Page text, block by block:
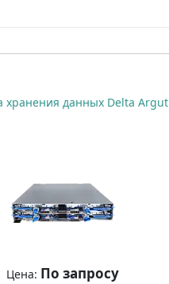
хранения данных Delta Argut
Цена: По запросу